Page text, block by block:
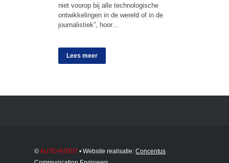
niet voorop bij alle technologische
ontwikkelingen in de wereld of in de
journalistiek”, hoor…
Lees meer
©AUTO-RITEIT • Website realisatie:Concentus